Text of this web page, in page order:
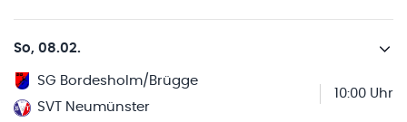
So, 08.02.
SG Bordesholm/Brügge
SVT Neumünster
10:00 Uhr